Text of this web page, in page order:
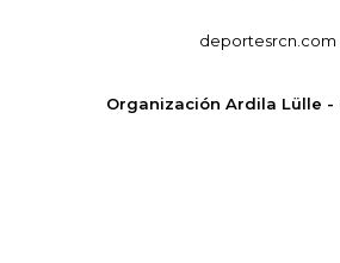
deportesrcn.com
Organización Ardila Lülle -